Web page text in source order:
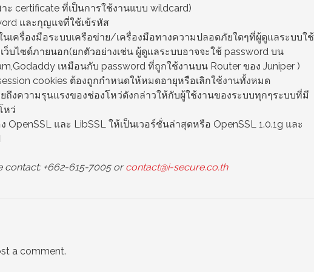
ะ certificate ที่เป็นการใช้งานแบบ wildcard)
และกุญแจที่ใช้เข้รหัส
นเครื่องมือระบบเครือข่าย/เครื่องมือทางความปลอดภัยใดๆที่ผู้ดูแลระบบใช้
ว็บไซด์ภายนอก(ยกตัวอย่างเช่น ผู้ดูแลระบบอาจจะใช้ password บน
เหมือนกับ password ที่ถูกใช้งานบน Router ของ Juniper )
cookies ต้องถูกกำหนดให้หมดอายุหรือเลิกใช้งานทั้งหมด
ถึงความรุนแรงของช่องโหว่ดังกล่าวให้กับผู้ใช้งานของระบบทุกๆระบบที่มี
หว่
OpenSSL และ LibSSL ให้เป็นเวอร์ชั่นล่าสุดหรือ OpenSSL 1.0.1g และ
contact: +662-615-7005 orcontact@i-secure.co.th
a comment.